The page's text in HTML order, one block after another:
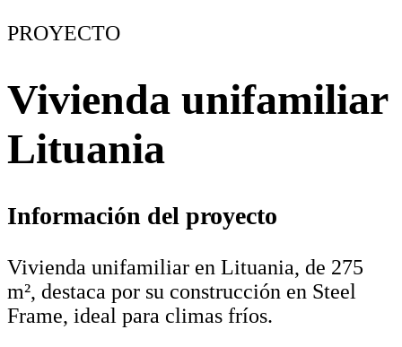
PROYECTO
Vivienda unifamiliar
Lituania
Información del proyecto
Vivienda unifamiliar en Lituania, de 275
m², destaca por su construcción en Steel
Frame, ideal para climas fríos.